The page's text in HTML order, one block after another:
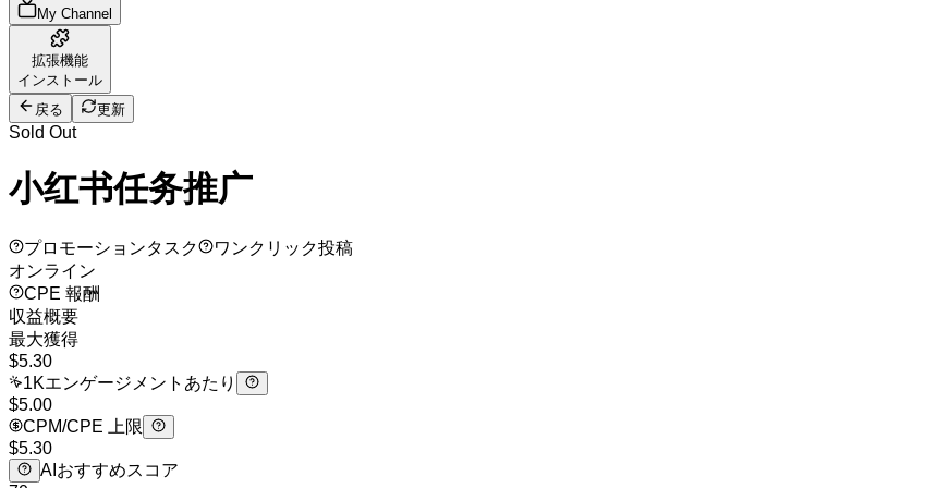
My Channel
拡張機能
インストール
戻る
更新
Sold Out
小红书任务推广
プロモーションタスク
ワンクリック投稿
オンライン
CPE 報酬
収益概要
最大獲得
$5.30
1Kエンゲージメントあたり
$5.00
CPM/CPE 上限
$5.30
AIおすすめスコア